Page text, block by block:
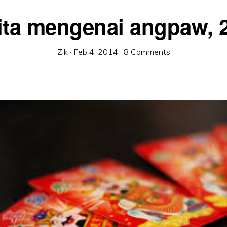
mengenai angpaw,
Zik· Feb 4, 2014 · 8 Comments